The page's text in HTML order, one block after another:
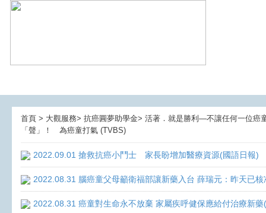
首頁 > 大觀服務> 抗癌圓夢助學金> 活著．就是勝利—不讓任何一位癌
「聲」！ 為癌童打氣 (TVBS)
2022.09.01 搶救抗癌小鬥士 家長盼增加醫療資源(國語日報)
2022.08.31 腦癌童父母籲衛福部讓新藥入台 薛瑞元：昨天已
2022.08.31 癌童對生命永不放棄 家屬疾呼健保應給付治療新藥